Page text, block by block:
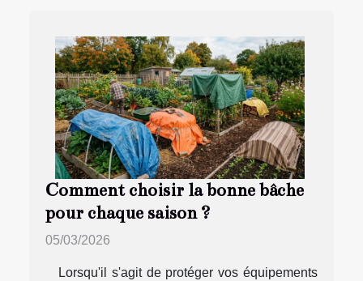
Comment choisir la bonne bâche
pour chaque saison ?
05/03/2026
Lorsqu'il s'agit de protéger vos équipements